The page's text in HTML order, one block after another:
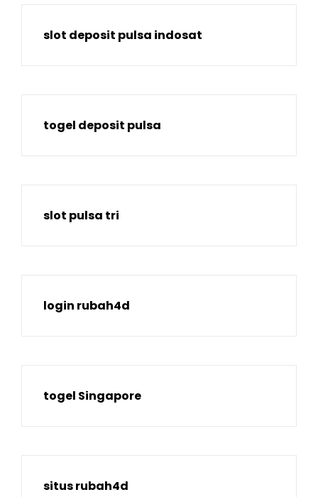
slot deposit pulsa indosat
togel deposit pulsa
slot pulsa tri
login rubah4d
togel Singapore
situs rubah4d